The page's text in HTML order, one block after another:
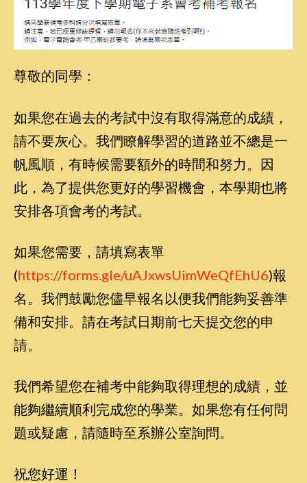
尊敬的同學：
如果您在過去的考試中沒有取得滿意的成績，
請不要灰心。我們瞭解學習的道路並不總是一
帆風順，有時候需要額外的時間和努力。因
此，為了提供您更好的學習機會，本學期也將
安排各項會考的考試。
如果您需要，請填寫表單
(https://forms.gle/uAJxwsUimWeQfEhU6)報
名。我們鼓勵您儘早報名以便我們能夠妥善準
備和安排。請在考試日期前七天提交您的申
請。
我們希望您在補考中能夠取得理想的成績，並
能夠繼續順利完成您的學業。如果您有任何問
題或疑慮，請隨時至系辦公室詢問。
祝您好運！